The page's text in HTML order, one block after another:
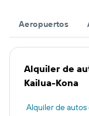
Aeropuertos
Alquiler de
Kailua-Kona
Alquiler de